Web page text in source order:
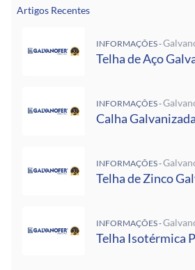
Artigos Recentes
INFORMAÇÕES -
Telha de Aço
INFORMAÇÕES -
Calha Galvanizada
INFORMAÇÕES -
Telha de Zinco
INFORMAÇÕES -
Telha Isotérmica